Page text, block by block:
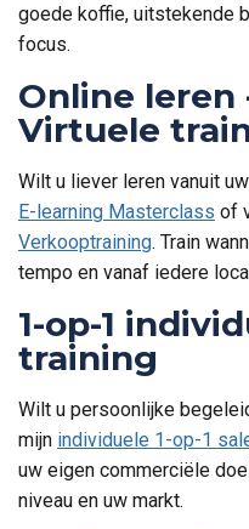
goede koffie, uitstekende
focus.
Online leren
Virtuele
Wilt u liever leren vanuit
E-learning Masterclass of
Verkooptraining. Train
tempo en vanaf iedere
1-op-1
training
Wilt u persoonlijke
mijn individuele 1-op-1
uw eigen commerciële
niveau en uw markt.